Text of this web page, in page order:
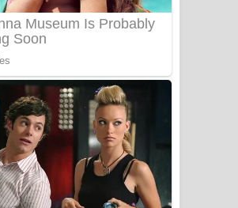
Numba Dun Aadare Song Lyrics - නුඹ
දුන් ආදරේ ගීතයේ පද පෙළ
Liyamuda Dan Anagathe Song Lyrics
- ලියමුද දැන් අනාගතේ ගීතයේ පද පෙළ
Doni Song Lyrics - දෝණි ගීතයේ පද
පෙළ